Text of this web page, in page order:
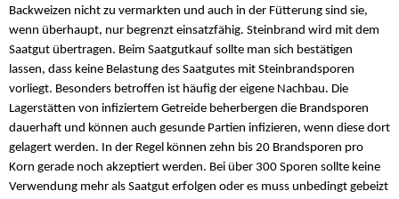
Backweizen nicht zu vermarkten und auch in der Fütterung sind sie,
wenn überhaupt, nur begrenzt einsatzfähig. Steinbrand wird mit dem
Saatgut übertragen. Beim Saatgutkauf sollte man sich bestätigen
lassen, dass keine Belastung des Saatgutes mit Steinbrandsporen
vorliegt. Besonders betroffen ist häufig der eigene Nachbau. Die
Lagerstätten von infiziertem Getreide beherbergen die Brandsporen
dauerhaft und können auch gesunde Partien infizieren, wenn diese dort
gelagert werden. In der Regel können zehn bis 20 Brandsporen pro
Korn gerade noch akzeptiert werden. Bei über 300 Sporen sollte keine
Verwendung mehr als Saatgut erfolgen oder es muss unbedingt gebeizt